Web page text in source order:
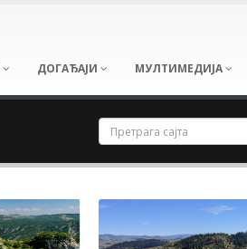
ДОГАЂАЈИ МУЛТИМЕДИЈА